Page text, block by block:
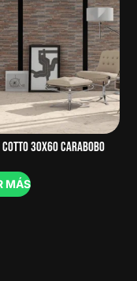
COTTO 30X60 CARABOBO
MÁS